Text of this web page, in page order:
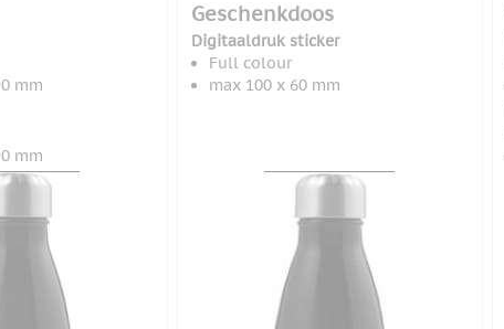
mm
mm
Geschenkdoos
Digitaaldruk sticker
Full colour
max 100 x 60 mm